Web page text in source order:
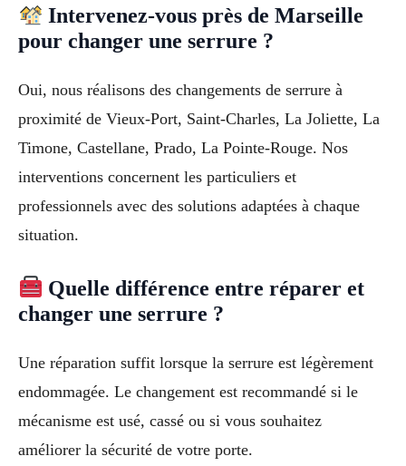
Intervenez-vous près de Marseille
pour changer une serrure ?
Oui, nous réalisons des changements de serrure à
proximité de Vieux-Port, Saint-Charles, La Joliette, La
Timone, Castellane, Prado, La Pointe-Rouge. Nos
interventions concernent les particuliers et
professionnels avec des solutions adaptées à chaque
situation.
Quelle différence entre réparer et
changer une serrure ?
Une réparation suffit lorsque la serrure est légèrement
endommagée. Le changement est recommandé si le
mécanisme est usé, cassé ou si vous souhaitez
améliorer la sécurité de votre porte.